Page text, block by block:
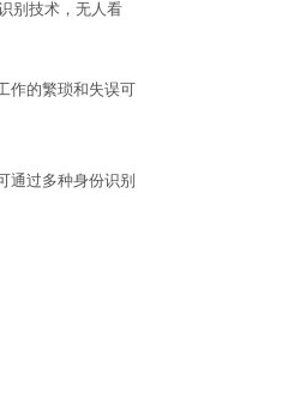
别技术，无人看
作的繁琐和失误可
通过多种身份识别